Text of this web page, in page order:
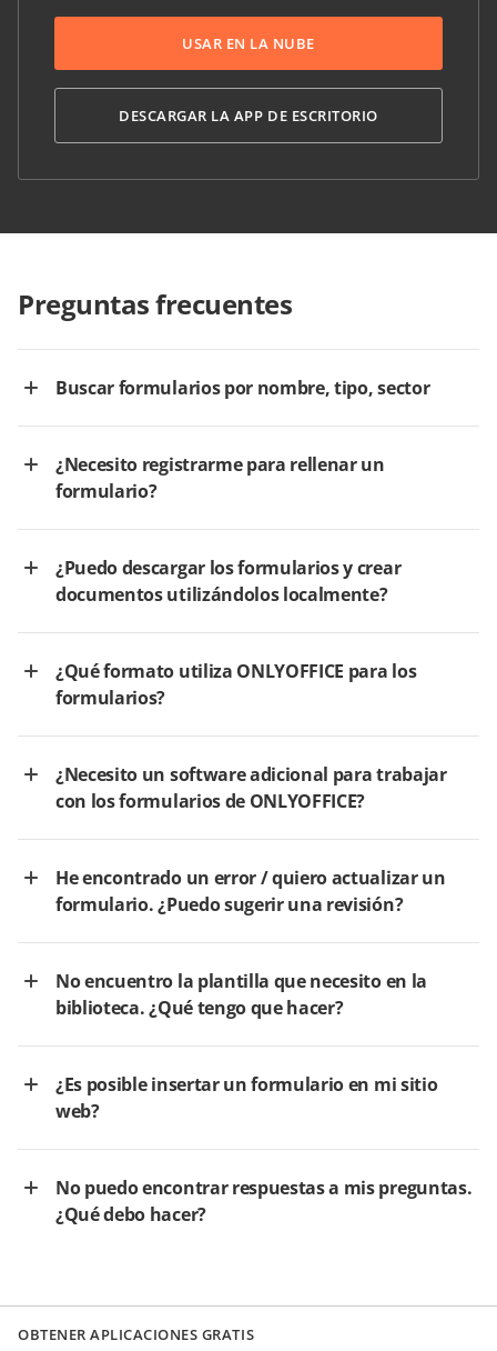
USAR EN LA NUBE
DESCARGAR LA APP DE ESCRITORIO
Preguntas frecuentes
Buscar formularios por nombre, tipo, sector
¿Necesito registrarme para rellenar un
formulario?
¿Puedo descargar los formularios y crear
documentos utilizándolos localmente?
¿Qué formato utiliza ONLYOFFICE para los
formularios?
¿Necesito un software adicional para trabajar
con los formularios de ONLYOFFICE?
He encontrado un error / quiero actualizar un
formulario. ¿Puedo sugerir una revisión?
No encuentro la plantilla que necesito en la
biblioteca. ¿Qué tengo que hacer?
¿Es posible insertar un formulario en mi sitio
web?
No puedo encontrar respuestas a mis preguntas.
¿Qué debo hacer?
OBTENER APLICACIONES GRATIS